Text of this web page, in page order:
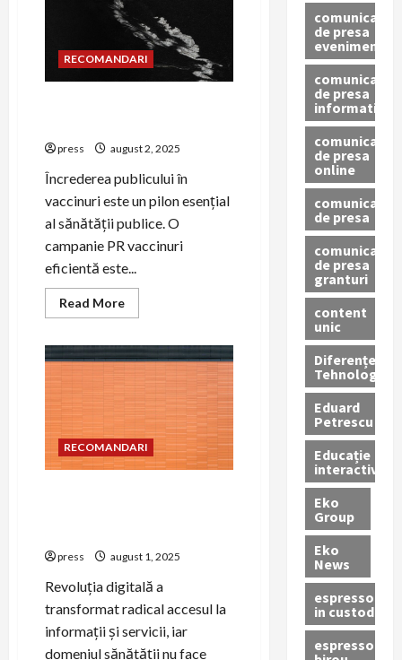
canapele
în
Oradea
RECOMANDARI
press august 2, 2025
Încrederea publicului în
vaccinuri este un pilon esențial
al sănătății publice. O
campanie PR vaccinuri
eficientă este...
Read MoreRead
more
să
creezi
de
PR
vaccinuri
RECOMANDARI
press august 1, 2025
Revoluția digitală a
transformat radical accesul la
informații și servicii, iar
domeniul sănătății nu face
comunicat
de presa
eveniment
comunicat
de presa
informativ
comunicat
de presa
online
comunicate
de presa
comunicate
de presa
granturi
content
unic
Diferențe
Tehnologice
Eduard
Petrescu
Educație
interactivă
Eko
Group
Eko
News
espressoare
in custodie
espressor